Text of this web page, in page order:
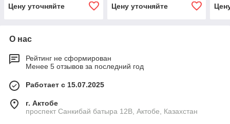
Цену уточняйте
Цену уточняйте
О нас
Рейтинг не сформирован
Менее 5 отзывов за последний год
Работает с 15.07.2025
г. Актобе
проспект Санкибай батыра 12В, Актобе, Казахстан